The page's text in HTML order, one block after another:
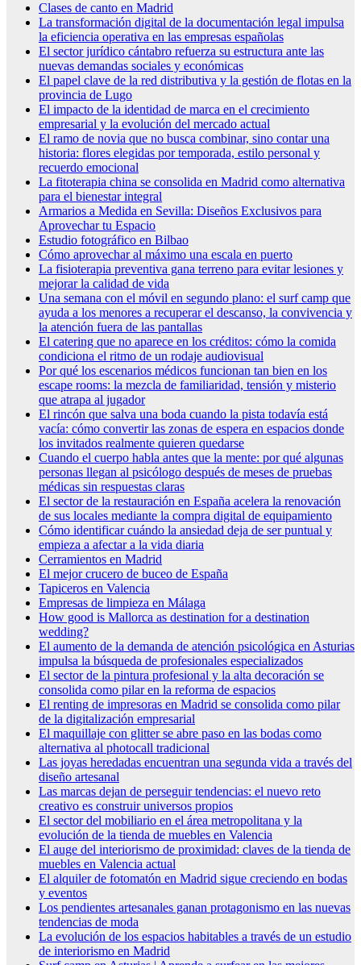
Clases de canto en Madrid
La transformación digital de la documentación legal impulsa
la eficiencia operativa en las empresas españolas
El sector jurídico cántabro refuerza su estructura ante las
nuevas demandas sociales y económicas
El papel clave de la red distributiva y la gestión de flotas en la
provincia de Lugo
El impacto de la identidad de marca en el crecimiento
empresarial y la evolución del mercado actual
El ramo de novia que no busca combinar, sino contar una
historia: flores elegidas por temporada, estilo personal y
recuerdo emocional
La fitoterapia china se consolida en Madrid como alternativa
para el bienestar integral
Armarios a Medida en Sevilla: Diseños Exclusivos para
Aprovechar tu Espacio
Estudio fotográfico en Bilbao
Cómo aprovechar al máximo una escala en puerto
La fisioterapia preventiva gana terreno para evitar lesiones y
mejorar la calidad de vida
Una semana con el móvil en segundo plano: el surf camp que
ayuda a los menores a recuperar el descanso, la convivencia y
la atención fuera de las pantallas
El catering que no aparece en los créditos: cómo la comida
condiciona el ritmo de un rodaje audiovisual
Por qué los escenarios médicos funcionan tan bien en los
escape rooms: la mezcla de familiaridad, tensión y misterio
que atrapa al jugador
El rincón que salva una boda cuando la pista todavía está
vacía: cómo convertir las zonas de espera en espacios donde
los invitados realmente quieren quedarse
Cuando el cuerpo habla antes que la mente: por qué algunas
personas llegan al psicólogo después de meses de pruebas
médicas sin respuestas claras
El sector de la restauración en España acelera la renovación
de sus locales mediante la compra digital de equipamiento
Cómo identificar cuándo la ansiedad deja de ser puntual y
empieza a afectar a la vida diaria
Cerramientos en Madrid
El mejor crucero de buceo de España
Tapiceros en Valencia
Empresas de limpieza en Málaga
How good is Mallorca as destination for a destination
wedding?
El aumento de la demanda de atención psicológica en Asturias
impulsa la búsqueda de profesionales especializados
El sector de la pintura profesional y la alta decoración se
consolida como pilar en la reforma de espacios
El renting de impresoras en Madrid se consolida como pilar
de la digitalización empresarial
El maquillaje con glitter se abre paso en las bodas como
alternativa al photocall tradicional
Las joyas heredadas encuentran una segunda vida a través del
diseño artesanal
Las marcas dejan de perseguir tendencias: el nuevo reto
creativo es construir universos propios
El sector del mobiliario en el área metropolitana y la
evolución de la tienda de muebles en Valencia
El auge del interiorismo de proximidad: claves de la tienda de
muebles en Valencia actual
El alquiler de fotomatón en Madrid sigue creciendo en bodas
y eventos
Los pendientes artesanales ganan protagonismo en las nuevas
tendencias de moda
La evolución de los espacios habitables a través de un estudio
de interiorismo en Madrid